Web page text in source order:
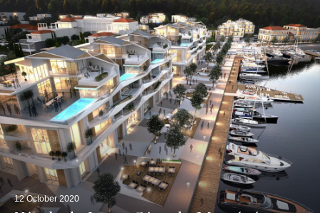
12 October 2020